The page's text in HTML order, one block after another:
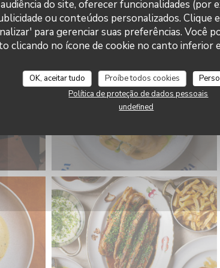
do site, oferecer funcionalidades (por
ou conteúdos personalizados. Clique
para gerenciar suas preferências. Você
clicando no ícone de cookie no canto inferior
OK, aceitar tudo Proíbe todos cookies
Política de proteção de dados pessoais
undefined
Brasserie Valma